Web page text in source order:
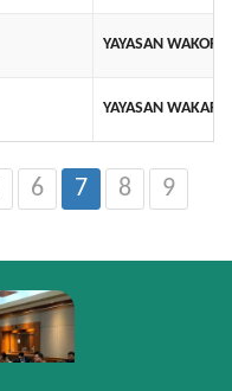
YAYASAN
YAYASAN WAKAF
6 7 8
9